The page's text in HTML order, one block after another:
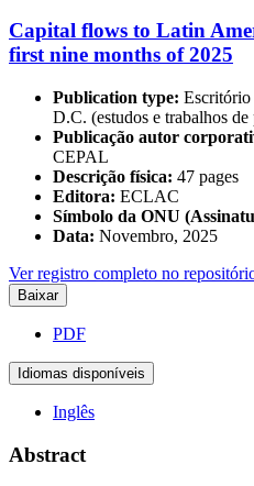
Capital flows to Latin
first nine months of 2025
Publication type: Escritório
D.C. (estudos e trabalhos de
Publicação autor
CEPAL
Descrição física: 47 pages
Editora: ECLAC
Símbolo da ONU
Data: Novembro, 2025
Ver registro completo no
Baixar
PDF
Idiomas disponíveis
Inglês
Abstract